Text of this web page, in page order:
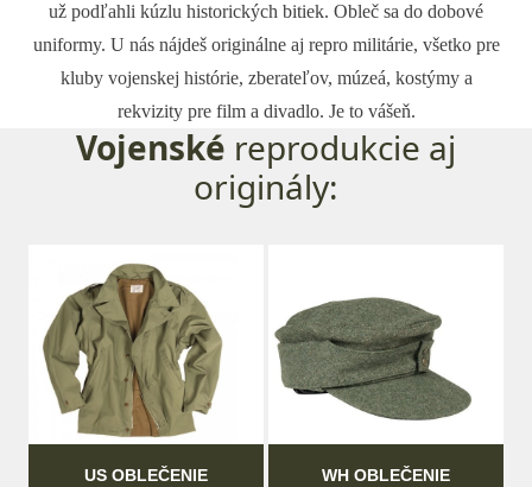
už podľahli kúzlu historických bitiek. Obleč sa do dobové
uniformy. U nás nájdeš originálne aj repro militárie, všetko pre
kluby vojenskej histórie, zberateľov, múzeá, kostýmy a
rekvizity pre film a divadlo. Je to vášeň.
Vojenské reprodukcie aj
originály:
US OBLEČENIE WH OBLEČENIE